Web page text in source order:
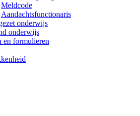
Meldcode
Aandachtsfunctionaris
onderwijs
onderwijs
en formulieren